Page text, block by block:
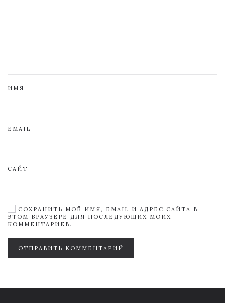
ИМЯ
EMAIL
САЙТ
СОХРАНИТЬ МОЁ ИМЯ, EMAIL И АДРЕС САЙТА В
ЭТОМ БРАУЗЕРЕ ДЛЯ ПОСЛЕДУЮЩИХ МОИХ
КОММЕНТАРИЕВ.
ОТПРАВИТЬ КОММЕНТАРИЙ